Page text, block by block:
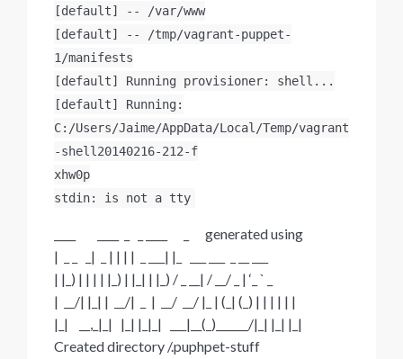
[default] -- /var/www
[default] -- /tmp/vagrant-puppet-
1/manifests
[default] Running provisioner: shell...
[default] Running:
C:/Users/Jaime/AppData/Local/Temp/vagrant
-shell20140216-212-f
xhw0p
stdin: is not a tty
____ ____ _ _ ____ _ generated using
| _ _ _| _ | | | | _ ___| |_ ___ ___ _ __ ___
| |_) | | | | |_) | |_| | |_) / _ __| / __/ _ | ‘_ ` _
| __/| |_| | __/| _ | __/ __/ |_ | (_| (_) | | | | | |
|_| __,_|_| |_| |_|_| ___|__(_)______/|_| |_| |_|
Created directory /.puphpet-stuff